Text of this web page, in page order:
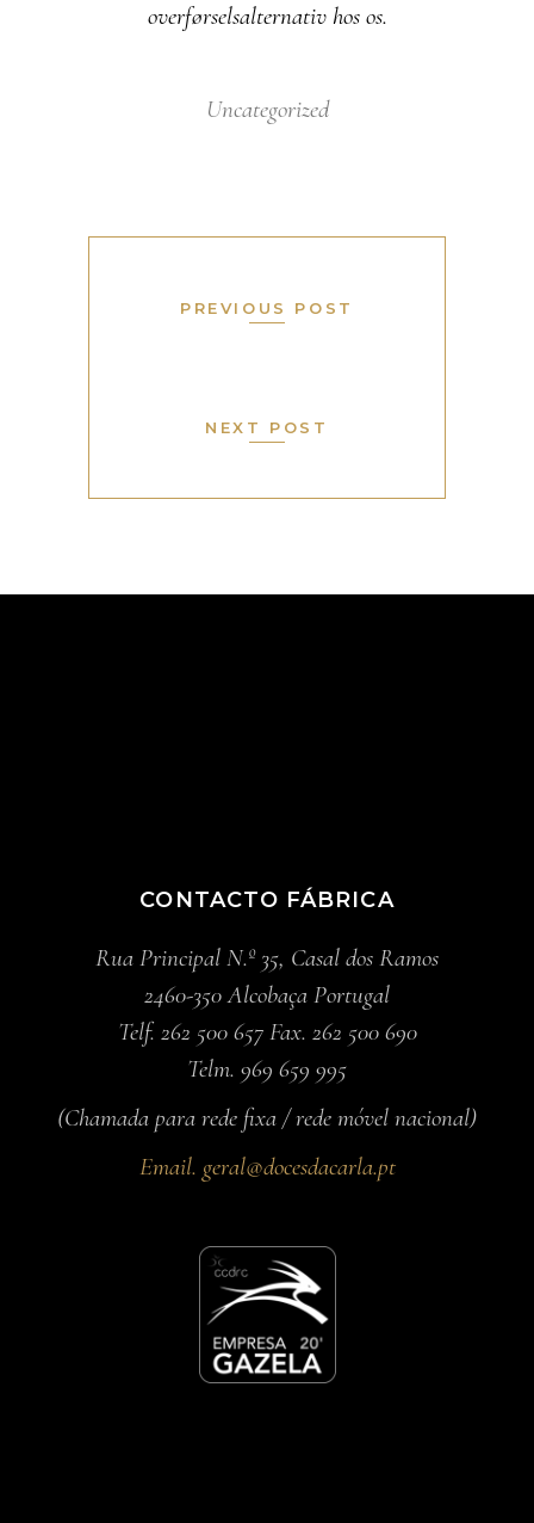
overførselsalternativ hos os.
Uncategorized
PREVIOUS POST
NEXT POST
CONTACTO FÁBRICA
Rua Principal N.º 35, Casal dos Ramos
2460-350 Alcobaça Portugal
Telf. 262 500 657 Fax. 262 500 690
Telm. 969 659 995
(Chamada para rede fixa / rede móvel nacional)
Email. geral@docesdacarla.pt